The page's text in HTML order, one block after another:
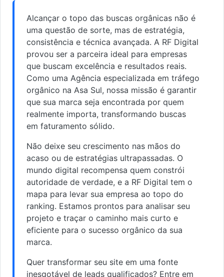
Alcançar o topo das buscas orgânicas não é
uma questão de sorte, mas de estratégia,
consistência e técnica avançada. A RF Digital
provou ser a parceira ideal para empresas
que buscam excelência e resultados reais.
Como uma Agência especializada em tráfego
orgânico na Asa Sul, nossa missão é garantir
que sua marca seja encontrada por quem
realmente importa, transformando buscas
em faturamento sólido.
Não deixe seu crescimento nas mãos do
acaso ou de estratégias ultrapassadas. O
mundo digital recompensa quem constrói
autoridade de verdade, e a RF Digital tem o
mapa para levar sua empresa ao topo do
ranking. Estamos prontos para analisar seu
projeto e traçar o caminho mais curto e
eficiente para o sucesso orgânico da sua
marca.
Quer transformar seu site em uma fonte
inesgotável de leads qualificados? Entre em